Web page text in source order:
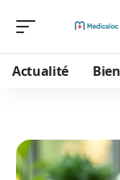
Actualité